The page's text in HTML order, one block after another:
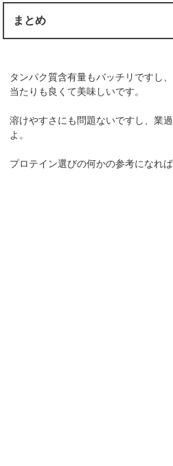
まとめ
タンパク質含有量もバッチリですし
当たりも良くて美味しいです。
溶けやすさにも問題ないですし、業
よ。
プロテイン選びの何かの参考になれ